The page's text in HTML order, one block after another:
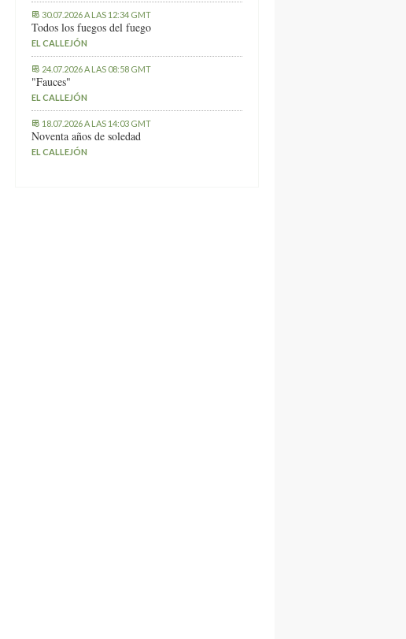
30.07.2026 A LAS 12:34 GMT
Todos los fuegos del fuego
EL CALLEJÓN
24.07.2026 A LAS 08:58 GMT
"Fauces"
EL CALLEJÓN
18.07.2026 A LAS 14:03 GMT
Noventa años de soledad
EL CALLEJÓN